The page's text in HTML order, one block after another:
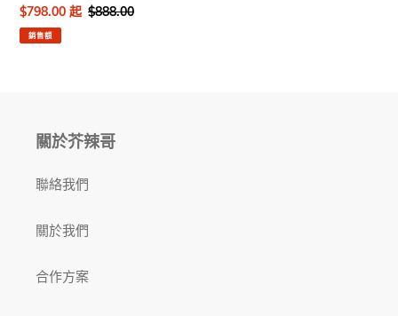
售
價
$798.00 起 定
$888.00
銷售額
關於芥辣哥
聯絡我們
關於我們
合作方案